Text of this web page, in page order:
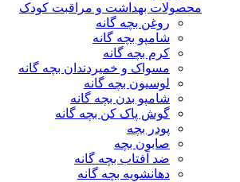
محصولات بهداشت و مراقبت کودک
روغن بچه گانه
شامپو بچه گانه
کرم بچه گانه
مسواک و خمیردندان بچه گانه
لوسیون بچه گانه
شامپو بدن بچه گانه
گوش پاک کن بچه گانه
پودر بچه
صابون بچه
ضد آفتاب بچه گانه
دهانشویه بچه گانه